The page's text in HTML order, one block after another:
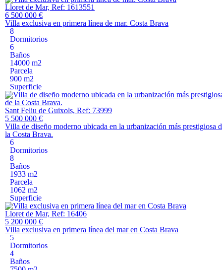
Lloret de Mar, Ref: 1613551
6 500 000 €
Villa exclusiva en primera línea de mar. Costa Brava
8
Dormitorios
6
Baños
14000 m2
Parcela
900 m2
Superficie
Sant Feliu de Guixols, Ref: 73999
5 500 000 €
Villa de diseño moderno ubicada en la urbanización más prestigiosa
la Costa Brava.
6
Dormitorios
8
Baños
1933 m2
Parcela
1062 m2
Superficie
Lloret de Mar, Ref: 16406
5 200 000 €
Villa exclusiva en primera línea del mar en Costa Brava
5
Dormitorios
4
Baños